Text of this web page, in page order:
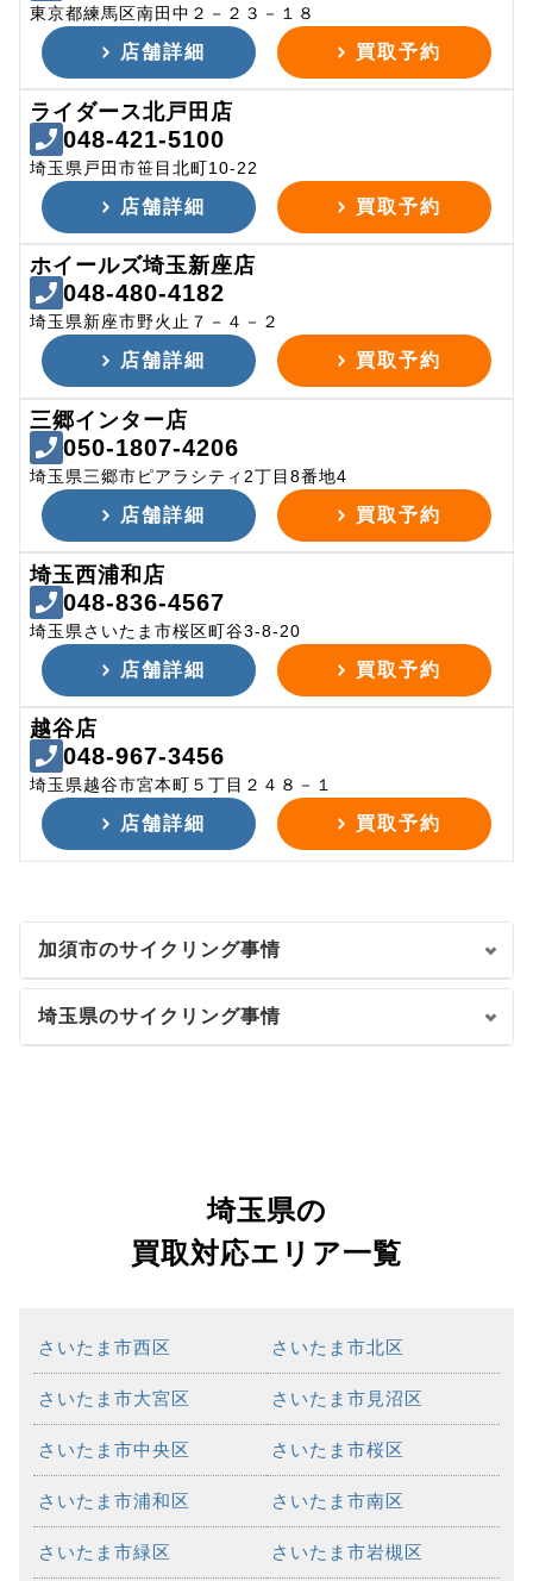
東京都練馬区南田中２－２３－１８
店舗詳細 買取予約
ライダース北戸田店
048-421-5100
埼玉県戸田市笹目北町10-22
店舗詳細 買取予約
ホイールズ埼玉新座店
048-480-4182
埼玉県新座市野火止７－４－２
店舗詳細 買取予約
三郷インター店
050-1807-4206
埼玉県三郷市ピアラシティ2丁目8番地4
店舗詳細 買取予約
埼玉西浦和店
048-836-4567
埼玉県さいたま市桜区町谷3-8-20
店舗詳細 買取予約
越谷店
048-967-3456
埼玉県越谷市宮本町５丁目２４８－１
店舗詳細 買取予約
加須市のサイクリング事情
埼玉県のサイクリング事情
埼玉県の
買取対応エリア一覧
さいたま市西区 さいたま市北区
さいたま市大宮区 さいたま市見沼区
さいたま市中央区 さいたま市桜区
さいたま市浦和区 さいたま市南区
さいたま市緑区 さいたま市岩槻区